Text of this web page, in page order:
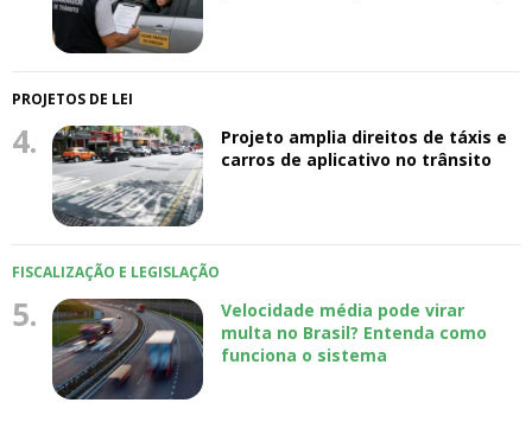
PROJETOS DE LEI
4.
Projeto amplia direitos de táxis e
carros de aplicativo no trânsito
FISCALIZAÇÃO E LEGISLAÇÃO
5.
Velocidade média pode virar
multa no Brasil? Entenda como
funciona o sistema